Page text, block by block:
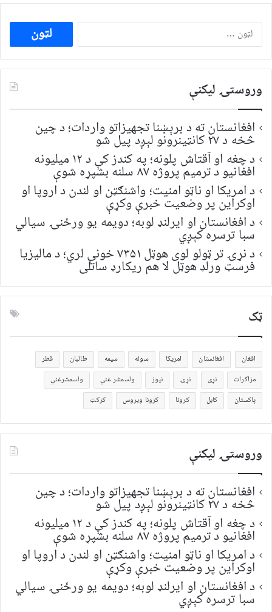
ددی
لپاره
لټون:
وروستۍ ليکنې
افغانستان ته د برېښنا تجهیزاتو واردات؛ د چین
څخه د ۲۷ کانټینرونو لېږد پیل شو
د چغه او آقتاش پلونه؛ په کندز کې د ۱۲ میلیونه
افغانیو د ترمیم پروژه ۸۷ سلنه بشپړه شوې
د امریکا او ناټو امنیت؛ واشنګټن او لندن د اروپا او
اوکراین پر وضعیت خبرې وکړې
د افغانستان او ایرلنډ لوبه؛ دویمه یو ورځنۍ سیالي
سبا ترسره کېږي
د نړۍ تر ټولو لوی هوټل ۷۳۵۱ خونې لري؛ د مالیزیا
فرسټ ورلډ هوټل لا هم ریکارډ ساتلی
ټک
افغان افغانستان امریکا سوله سیمه طالبان
قطر
مزاکرات
نړی نړۍ نیوز ولسمشر غني
ولسمشرغني
پاکستان
کابل کرونا کرونا ویروس کرکټ
وروستۍ ليکنې
افغانستان ته د برېښنا تجهیزاتو واردات؛ د چین
څخه د ۲۷ کانټینرونو لېږد پیل شو
د چغه او آقتاش پلونه؛ په کندز کې د ۱۲ میلیونه
افغانیو د ترمیم پروژه ۸۷ سلنه بشپړه شوې
د امریکا او ناټو امنیت؛ واشنګټن او لندن د اروپا او
اوکراین پر وضعیت خبرې وکړې
د افغانستان او ایرلنډ لوبه؛ دویمه یو ورځنۍ سیالي
سبا ترسره کېږي